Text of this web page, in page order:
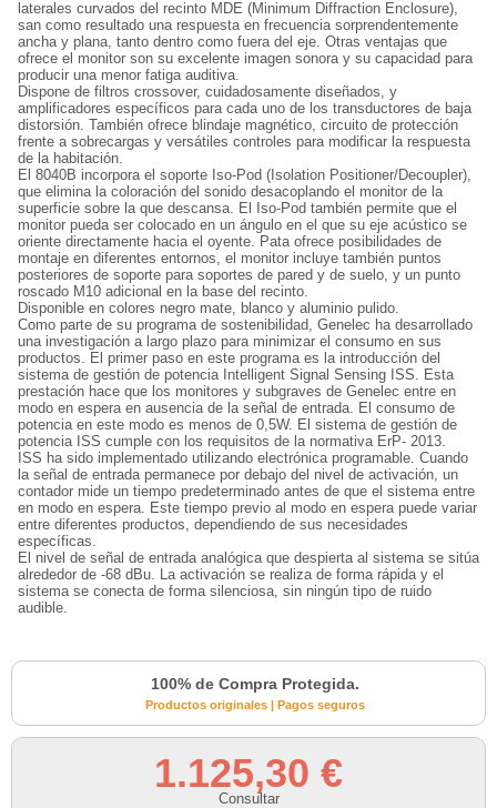
laterales curvados del recinto MDE (Minimum Diffraction Enclosure),
san como resultado una respuesta en frecuencia sorprendentemente
ancha y plana, tanto dentro como fuera del eje. Otras ventajas que
ofrece el monitor son su excelente imagen sonora y su capacidad para
producir una menor fatiga auditiva.
Dispone de filtros crossover, cuidadosamente diseñados, y
amplificadores específicos para cada uno de los transductores de baja
distorsión. También ofrece blindaje magnético, circuito de protección
frente a sobrecargas y versátiles controles para modificar la respuesta
de la habitación.
El 8040B incorpora el soporte Iso-Pod (Isolation Positioner/Decoupler),
que elimina la coloración del sonido desacoplando el monitor de la
superficie sobre la que descansa. El Iso-Pod también permite que el
monitor pueda ser colocado en un ángulo en el que su eje acústico se
oriente directamente hacia el oyente. Pata ofrece posibilidades de
montaje en diferentes entornos, el monitor incluye también puntos
posteriores de soporte para soportes de pared y de suelo, y un punto
roscado M10 adicional en la base del recinto.
Disponible en colores negro mate, blanco y aluminio pulido.
Como parte de su programa de sostenibilidad, Genelec ha desarrollado
una investigación a largo plazo para minimizar el consumo en sus
productos. El primer paso en este programa es la introducción del
sistema de gestión de potencia Intelligent Signal Sensing ISS. Esta
prestación hace que los monitores y subgraves de Genelec entre en
modo en espera en ausencia de la señal de entrada. El consumo de
potencia en este modo es menos de 0,5W. El sistema de gestión de
potencia ISS cumple con los requisitos de la normativa ErP- 2013.
ISS ha sido implementado utilizando electrónica programable. Cuando
la señal de entrada permanece por debajo del nivel de activación, un
contador mide un tiempo predeterminado antes de que el sistema entre
en modo en espera. Este tiempo previo al modo en espera puede variar
entre diferentes productos, dependiendo de sus necesidades
específicas.
El nivel de señal de entrada analógica que despierta al sistema se sitúa
alrededor de -68 dBu. La activación se realiza de forma rápida y el
sistema se conecta de forma silenciosa, sin ningún tipo de ruido
audible.
100% de Compra Protegida.
Productos originales | Pagos seguros
1.125,30 €
Consultar